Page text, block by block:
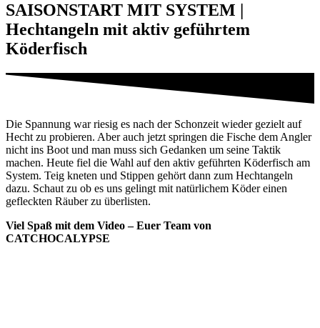
SAISONSTART MIT SYSTEM |
Hechtangeln mit aktiv geführtem
Köderfisch
Die Spannung war riesig es nach der Schonzeit wieder gezielt auf
Hecht zu probieren. Aber auch jetzt springen die Fische dem Angler
nicht ins Boot und man muss sich Gedanken um seine Taktik
machen. Heute fiel die Wahl auf den aktiv geführten Köderfisch am
System. Teig kneten und Stippen gehört dann zum Hechtangeln
dazu. Schaut zu ob es uns gelingt mit natürlichem Köder einen
gefleckten Räuber zu überlisten.
Viel Spaß mit dem Video – Euer Team von
CATCHOCALYPSE